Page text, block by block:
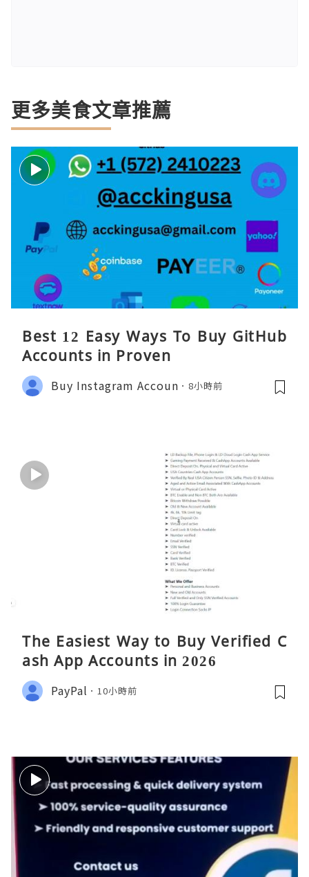
更多美食文章推薦
Best 12 Easy Ways To Buy GitHub
Accounts in Proven
Buy Instagram Accoun 8小時前
The Easiest Way to Buy Verified C
ash App Accounts in 2026
PayPal 10小時前